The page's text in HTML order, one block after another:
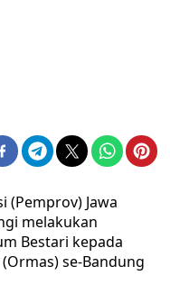
(Pemprov) Jawa
melakukan
Bestari kepada
se-Bandung